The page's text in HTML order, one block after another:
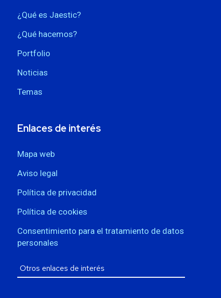
¿Qué es Jaestic?
¿Qué hacemos?
Portfolio
Noticias
Temas
Enlaces de interés
Mapa web
Aviso legal
Política de privacidad
Política de cookies
Consentimiento para el tratamiento de datos
personales